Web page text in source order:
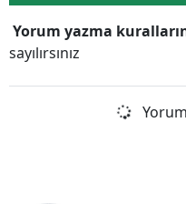
Yorum yazma
sayılırsınız